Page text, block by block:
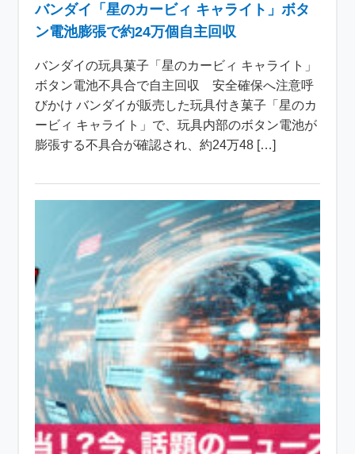
バンダイ「星のカービィ キャライト」ボタ
ン電池膨張で約24万個自主回収
バンダイの玩具菓子「星のカービィ キャライト」
ボタン電池不具合で自主回収 安全確保へ注意呼
びかけ バンダイが販売した玩具付き菓子「星のカ
ービィ キャライト」で、玩具内部のボタン電池が
膨張する不具合が確認され、約24万48 […]